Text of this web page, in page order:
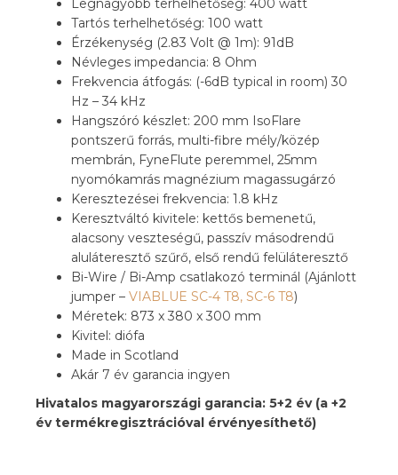
Legnagyobb terhelhetőség: 400 watt
Tartós terhelhetőség: 100 watt
Érzékenység (2.83 Volt @ 1m): 91dB
Névleges impedancia: 8 Ohm
Frekvencia átfogás: (-6dB typical in room) 30
Hz – 34 kHz
Hangszóró készlet: 200 mm IsoFlare
pontszerű forrás, multi-fibre mély/közép
membrán, FyneFlute peremmel, 25mm
nyomókamrás magnézium magassugárzó
Keresztezései frekvencia: 1.8 kHz
Keresztváltó kivitele: kettős bemenetű,
alacsony veszteségű, passzív másodrendű
aluláteresztő szűrő, első rendű felüláteresztő
Bi-Wire / Bi-Amp csatlakozó terminál (Ajánlott
jumper – VIABLUE SC-4 T8, SC-6 T8)
Méretek: 873 x 380 x 300 mm
Kivitel: diófa
Made in Scotland
Akár 7 év garancia ingyen
Hivatalos magyarországi garancia: 5+2 év (a +2
év termékregisztrációval érvényesíthető)